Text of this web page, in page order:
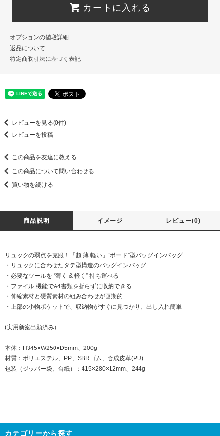
カートに入れる
オプションの値段詳細
返品について
特定商取引法に基づく表記
レビューを見る(0件)
レビューを投稿
この商品を友達に教える
この商品について問い合わせる
買い物を続ける
商品説明 イメージ レビュー(0)
リュックの弱点を克服！「超 薄 軽い」”ボード”型バッグインバッグ
・リュックに合わせたタテ型構造のバッグインバッグ
・必要なツールを “薄く & 軽く” 持ち運べる
・ファイル 機能でA4書類を折らずに収納できる
・伸縮素材と硬質素材の組み合わせが画期的
・上部の小物ポケットで、収納物がすぐに見つかり、出し入れ簡単
(実用新案出願済み）
本体：H345×W250×D5mm、200g
材質：ポリエステル、PP、SBRゴム、合成皮革(PU)
包装（ジッパー袋、台紙）：415×280×12mm、244g
カテゴリーから探す